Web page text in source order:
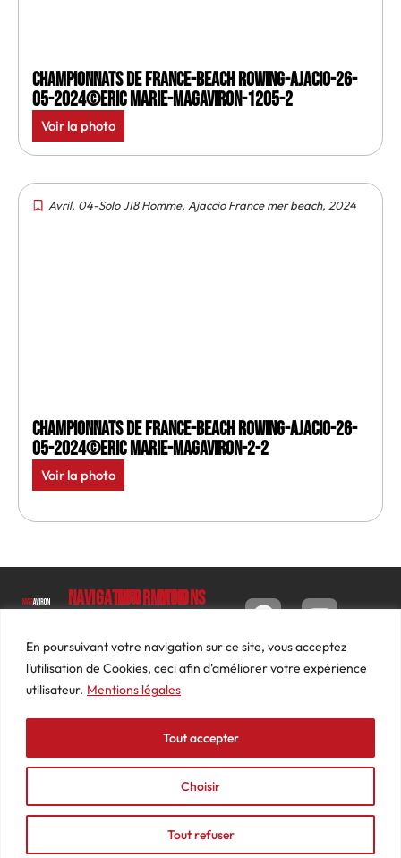
En poursuivant votre navigation sur ce site, vous acceptez
l’utilisation de Cookies, ceci afin d'améliorer votre expérience
utilisateur. Mentions légales
Choisir
Tout refuser
Tout accepter
Championnats de France-Beach rowing-Ajacio-26-
05-2024©Eric Marie-MagAviron-1205-2
Voir la photo
Avril, 04-Solo J18 Homme, Ajaccio France mer beach, 2024
Championnats de France-Beach rowing-Ajacio-26-
05-2024©Eric Marie-MagAviron-2-2
Voir la photo
Luc
Barbier
69640
74
87
contact@mediasaviron.fr
Navigation
Le
Magazine
Photos
Actualités
Podcasts
Informations
Conditions
générales
de ventes
Mentions
légales
Mon
Tableau
de bord
Commandes
Adresses
Détails
du
compte